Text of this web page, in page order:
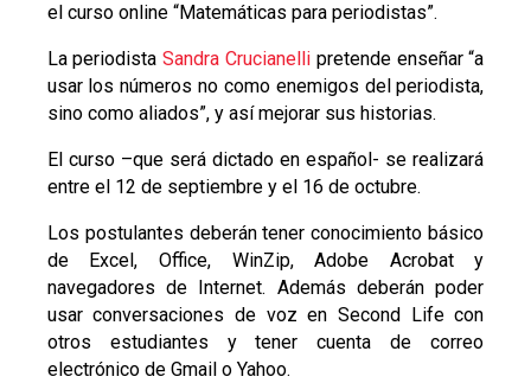
el curso online “Matemáticas para periodistas”.
La periodistaSandra Crucianelli pretende enseñar “a
usar los números no como enemigos del periodista,
sino como aliados”, y así mejorar sus historias.
El curso –que será dictado en español- se realizará
entre el 12 de septiembre y el 16 de octubre.
Los postulantes deberán tener conocimiento básico
de Excel, Office, WinZip, Adobe Acrobat y
navegadores de Internet. Además deberán poder
usar conversaciones de voz en Second Life con
otros estudiantes y tener cuenta de correo
electrónico de Gmail o Yahoo.